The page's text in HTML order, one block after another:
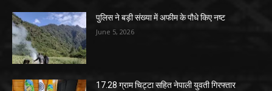
पुलिस ने बड़ी संख्या में अफीम के पौधे किए नष्ट
June 5, 2026
17.28 ग्राम चिट्टा सहित नेपाली युवती गिरफ्तार